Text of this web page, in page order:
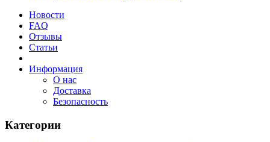
Новости
FAQ
Отзывы
Статьи
Информация
О нас
Доставка
Безопасность
Категории